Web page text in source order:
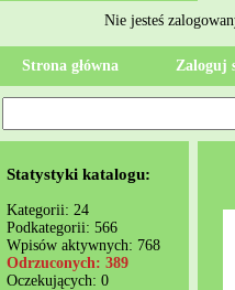
Nie jesteś
Strona główna Zaloguj
Statystyki katalogu:
Kategorii: 24
Podkategorii: 566
Wpisów aktywnych: 768
Odrzuconych: 389
Oczekujących: 0